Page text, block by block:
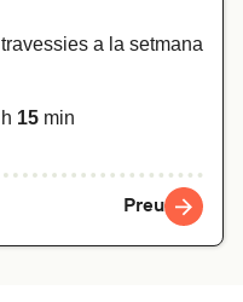
travessies a la setmana
h 15 min
Preu